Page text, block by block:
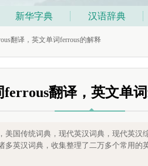
新华字典 汉语辞典
翻译，英文单词ferrous的解释
ferrous翻译，英文单
美国传统词典，现代英汉词典，现代英
英汉词典，收集整理了二万多个常用的